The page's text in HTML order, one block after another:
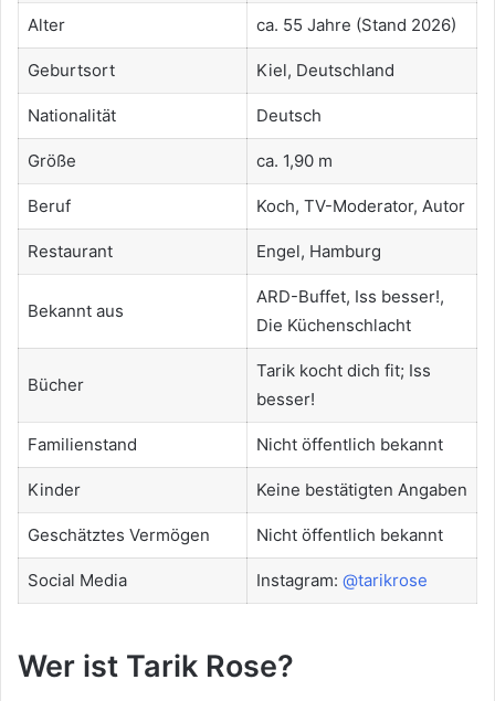
Alter ca. 55 Jahre (Stand 2026)
Geburtsort Kiel, Deutschland
Nationalität Deutsch
Größe ca. 1,90 m
Beruf Koch, TV-Moderator, Autor
Restaurant Engel, Hamburg
Bekannt aus
ARD-Buffet, Iss besser!,
Die Küchenschlacht
Bücher
Tarik kocht dich fit; Iss
besser!
Familienstand Nicht öffentlich bekannt
Kinder Keine bestätigten Angaben
Geschätztes Vermögen Nicht öffentlich bekannt
Social Media Instagram: @tarikrose
Wer ist Tarik Rose?